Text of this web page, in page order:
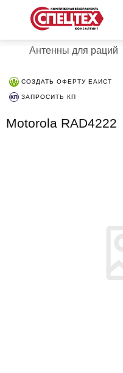
Антенны для раций
СОЗДАТЬ ОФЕРТУ ЕАИСТ
ЗАПРОСИТЬ КП
Motorola RAD4222